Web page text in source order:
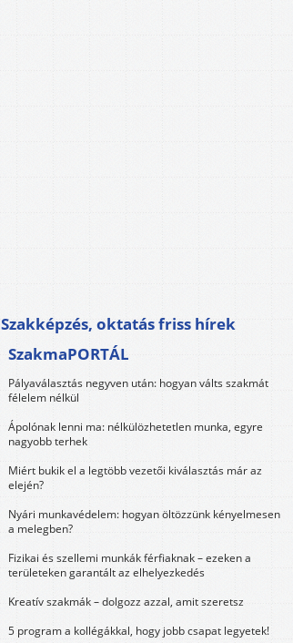
Szakképzés, oktatás friss hírek
SzakmaPORTÁL
Pályaválasztás negyven után: hogyan válts szakmát
félelem nélkül
Ápolónak lenni ma: nélkülözhetetlen munka, egyre
nagyobb terhek
Miért bukik el a legtöbb vezetői kiválasztás már az
elején?
Nyári munkavédelem: hogyan öltözzünk kényelmesen
a melegben?
Fizikai és szellemi munkák férfiaknak – ezeken a
területeken garantált az elhelyezkedés
Kreatív szakmák – dolgozz azzal, amit szeretsz
5 program a kollégákkal, hogy jobb csapat legyetek!